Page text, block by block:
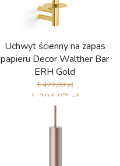
Uchwyt ścienny na zapas
papieru Decor Walther Bar
ERH Gold
1 499,00 zł
1 394,07 zł